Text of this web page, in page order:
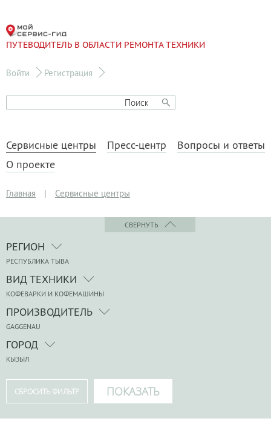
ПУТЕВОДИТЕЛЬ В ОБЛАСТИ РЕМОНТА ТЕХНИКИ
Войти Регистрация
Сервисные центры Пресс-центр
Вопросы и ответы
О проекте
Главная | Сервисные центры
СВЕРНУТЬ
РЕГИОН
РЕСПУБЛИКА ТЫВА
ВИД ТЕХНИКИ
КОФЕВАРКИ И КОФЕМАШИНЫ
ПРОИЗВОДИТЕЛЬ
GAGGENAU
ГОРОД
КЫЗЫЛ